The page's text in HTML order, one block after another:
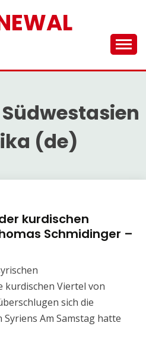
Südwestasien
(de)
kurdischen
Schmidinger –
Viertel von
sich die
Am Samstag hatte